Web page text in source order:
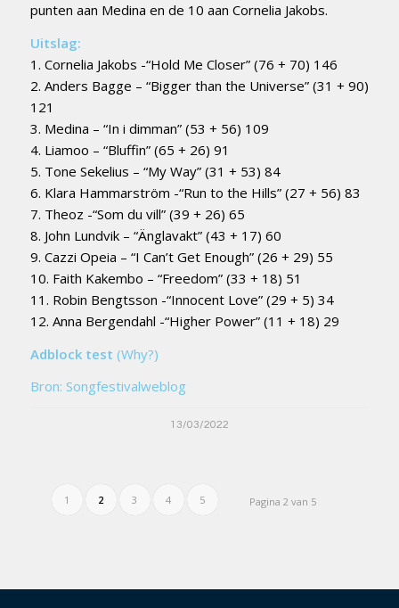
punten aan Medina en de 10 aan Cornelia Jakobs.
Uitslag:
1. Cornelia Jakobs -“Hold Me Closer” (76 + 70) 146
2. Anders Bagge – “Bigger than the Universe” (31 + 90)
121
3. Medina – “In i dimman” (53 + 56) 109
4. Liamoo – “Bluffin” (65 + 26) 91
5. Tone Sekelius – “My Way” (31 + 53) 84
6. Klara Hammarström -“Run to the Hills” (27 + 56) 83
7. Theoz -“Som du vill” (39 + 26) 65
8. John Lundvik – “Änglavakt” (43 + 17) 60
9. Cazzi Opeia – “I Can’t Get Enough” (26 + 29) 55
10. Faith Kakembo – “Freedom” (33 + 18) 51
11. Robin Bengtsson -“Innocent Love” (29 + 5) 34
12. Anna Bergendahl -“Higher Power” (11 + 18) 29
Adblock test (Why?)
Bron: Songfestivalweblog
13/03/2022
Pagina 2 van 5
1 2 3 4 5